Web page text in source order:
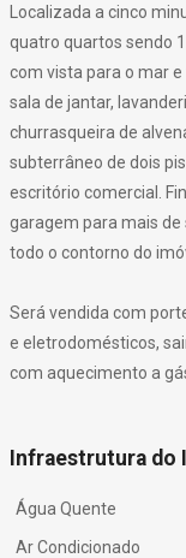
Localizada a cinco
quatro quartos sendo
com vista para o mar
sala de jantar,
churrasqueira de
subterrâneo de dois
escritório comercial.
garagem para mais
todo o contorno do
Será vendida com
e eletrodomésticos,
com aquecimento a
Infraestrutura do
Água Quente
Ar Condicionado